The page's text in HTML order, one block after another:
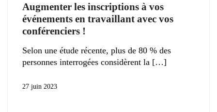
Augmenter les inscriptions à vos
événements en travaillant avec vos
conférenciers !
Selon une étude récente, plus de 80 % des
personnes interrogées considèrent la
27 juin 2023